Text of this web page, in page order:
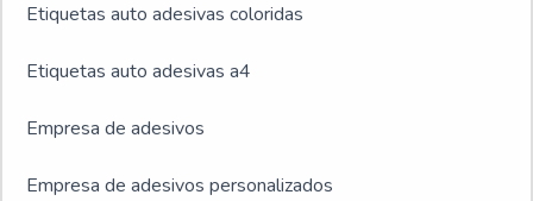
Etiquetas auto adesivas coloridas
Etiquetas auto adesivas a4
Empresa de adesivos
Empresa de adesivos personalizados